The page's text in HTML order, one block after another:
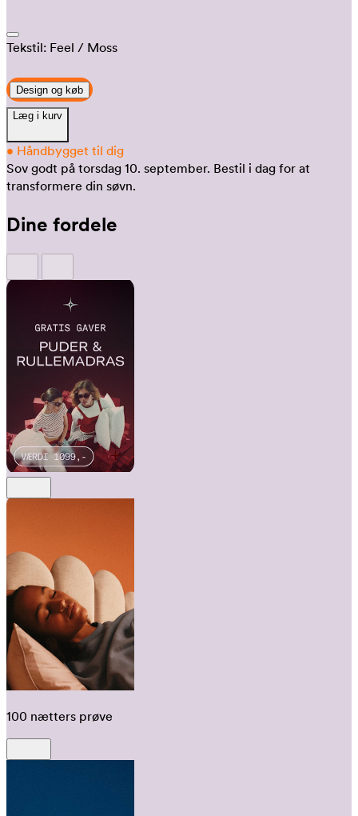
Tekstil: Feel / Moss
Design og køb
Læg i kurv
• Håndbygget til dig
Sov godt på torsdag 10. september. Bestil i dag for at
transformere din søvn.
Dine fordele
100 nætters prøve